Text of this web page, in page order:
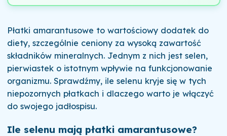
Płatki amarantusowe to wartościowy dodatek do
diety, szczególnie ceniony za wysoką zawartość
składników mineralnych. Jednym z nich jest selen,
pierwiastek o istotnym wpływie na funkcjonowanie
organizmu. Sprawdźmy, ile selenu kryje się w tych
niepozornych płatkach i dlaczego warto je włączyć
do swojego jadłospisu.
Ile selenu mają płatki amarantusowe?